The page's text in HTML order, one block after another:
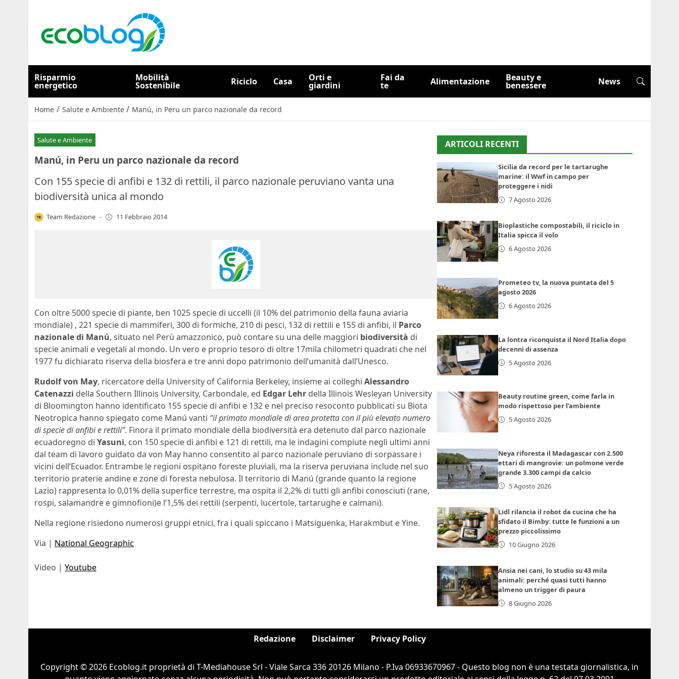
Risparmio
energetico
Mobilità
Sostenibile Riciclo Casa Orti e
giardini
Fai da
te Alimentazione Beauty e
benessere News
Home / Salute e Ambiente / Manú, in Peru un parco nazionale da record
Salute e Ambiente
Manú, in Peru un parco nazionale da record
Con 155 specie di anfibi e 132 di rettili, il parco nazionale peruviano vanta una
biodiversità unica al mondo
Team Redazione - 11 Febbraio 2014
Con oltre 5000 specie di piante, ben 1025 specie di uccelli (il 10% del patrimonio della fauna aviaria
mondiale) , 221 specie di mammiferi, 300 di formiche, 210 di pesci, 132 di rettili e 155 di anfibi, il Parco
nazionale di Manú, situato nel Perù amazzonico, può contare su una delle maggiori biodiversità di
specie animali e vegetali al mondo. Un vero e proprio tesoro di oltre 17mila chilometri quadrati che nel
1977 fu dichiarato riserva della biosfera e tre anni dopo patrimonio dell’umanità dall’Unesco.
Rudolf von May, ricercatore della University of California Berkeley, insieme ai colleghi Alessandro
Catenazzi della Southern Illinois University, Carbondale, ed Edgar Lehr della Illinois Wesleyan University
di Bloomington hanno identificato 155 specie di anfibi e 132 e nel preciso resoconto pubblicati su Biota
Neotropica hanno spiegato come Manú vanti “il primato mondiale di area protetta con il più elevato numero
di specie di anfibi e rettili”. Finora il primato mondiale della biodiversità era detenuto dal parco nazionale
ecuadoregno di Yasuni, con 150 specie di anfibi e 121 di rettili, ma le indagini compiute negli ultimi anni
dal team di lavoro guidato da von May hanno consentito al parco nazionale peruviano di sorpassare i
vicini dell’Ecuador. Entrambe le regioni ospitano foreste pluviali, ma la riserva peruviana include nel suo
territorio praterie andine e zone di foresta nebulosa. Il territorio di Manú (grande quanto la regione
Lazio) rappresenta lo 0,01% della superfice terrestre, ma ospita il 2,2% di tutti gli anfibi conosciuti (rane,
rospi, salamandre e gimnofioni)e l’1,5% dei rettili (serpenti, lucertole, tartarughe e caimani).
Nella regione risiedono numerosi gruppi etnici, fra i quali spiccano i Matsiguenka, Harakmbut e Yine.
Via | National Geographic
Video | Youtube
ARTICOLI RECENTI
Sicilia da record per le tartarughe
marine: il Wwf in campo per
proteggere i nidi
7 Agosto 2026
Bioplastiche compostabili, il riciclo in
Italia spicca il volo
6 Agosto 2026
Prometeo tv, la nuova puntata del 5
agosto 2026
6 Agosto 2026
La lontra riconquista il Nord Italia dopo
decenni di assenza
5 Agosto 2026
Beauty routine green, come farla in
modo rispettoso per l’ambiente
5 Agosto 2026
Neya riforesta il Madagascar con 2.500
ettari di mangrovie: un polmone verde
grande 3.300 campi da calcio
5 Agosto 2026
Lidl rilancia il robot da cucina che ha
sfidato il Bimby: tutte le funzioni a un
prezzo piccolissimo
10 Giugno 2026
Ansia nei cani, lo studio su 43 mila
animali: perché quasi tutti hanno
almeno un trigger di paura
8 Giugno 2026
Redazione Disclaimer Privacy Policy
Copyright © 2026 Ecoblog.it proprietà di T-Mediahouse Srl - Viale Sarca 336 20126 Milano - P.Iva 06933670967 - Questo blog non è una testata giornalistica, in